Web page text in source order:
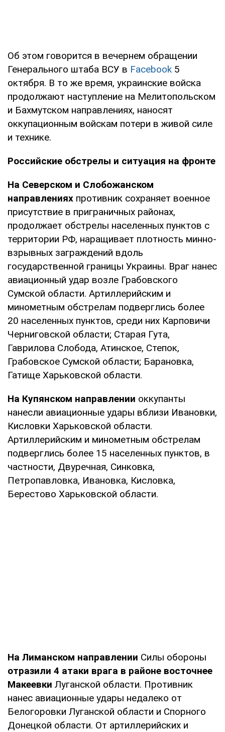
Об этом говорится в вечернем обращении
Генерального штаба ВСУ в Facebook 5
октября. В то же время, украинские войска
продолжают наступление на Мелитопольском
и Бахмутском направлениях, наносят
оккупационным войскам потери в живой силе
и технике.
Российские обстрелы и ситуация на фронте
На Северском и Слобожанском
направлениях противник сохраняет военное
присутствие в приграничных районах,
продолжает обстрелы населенных пунктов с
территории РФ, наращивает плотность минно-
взрывных заграждений вдоль
государственной границы Украины. Враг нанес
авиационный удар возле Грабовского
Сумской области. Артиллерийским и
минометным обстрелам подверглись более
20 населенных пунктов, среди них Карповичи
Черниговской области; Старая Гута,
Гаврилова Слобода, Атинское, Степок,
Грабовское Сумской области; Барановка,
Гатище Харьковской области.
На Купянском направлении оккупанты
нанесли авиационные удары вблизи Ивановки,
Кисловки Харьковской области.
Артиллерийским и минометным обстрелам
подверглись более 15 населенных пунктов, в
частности, Двуречная, Синковка,
Петропавловка, Ивановка, Кисловка,
Берестово Харьковской области.
На Лиманском направлении Силы обороны
отразили 4 атаки врага в районе восточнее
Макеевки Луганской области. Противник
нанес авиационные удары недалеко от
Белогоровки Луганской области и Спорного
Донецкой области. От артиллерийских и